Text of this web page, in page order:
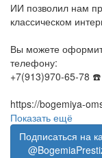
ИИ позволил нам
классическом
Вы можете
телефону:
+7(913)970-65-78 ☎️
https://bogemiya-
Показать ещё
Подписаться на